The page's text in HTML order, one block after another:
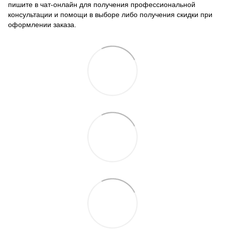
пишите в чат-онлайн для получения профессиональной
консультации и помощи в выборе либо получения скидки при
оформлении заказа.